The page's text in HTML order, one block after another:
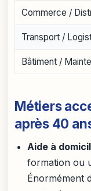
Commerce /
Transport /
Bâtiment /
Métiers
après 40
Aide à
formation ou
Énormément